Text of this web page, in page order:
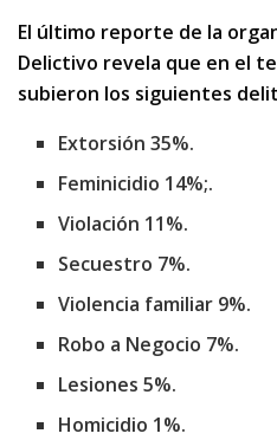
El último reporte de la
Delictivo revela que en el
subieron los siguientes
Extorsión 35%.
Feminicidio 14%;.
Violación 11%.
Secuestro 7%.
Violencia familiar 9%.
Robo a Negocio 7%.
Lesiones 5%.
Homicidio 1%.